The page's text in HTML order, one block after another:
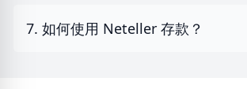
7. 如何使用 Neteller 存款？